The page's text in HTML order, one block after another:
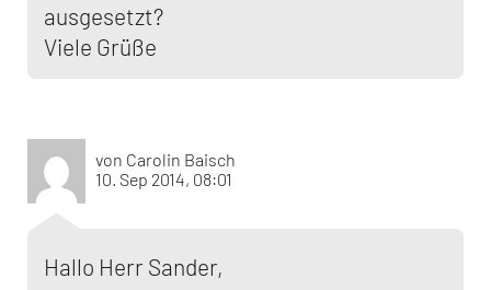
ausgesetzt?
Viele Grüße
von Carolin Baisch
10. Sep 2014, 08:01
Hallo Herr Sander,